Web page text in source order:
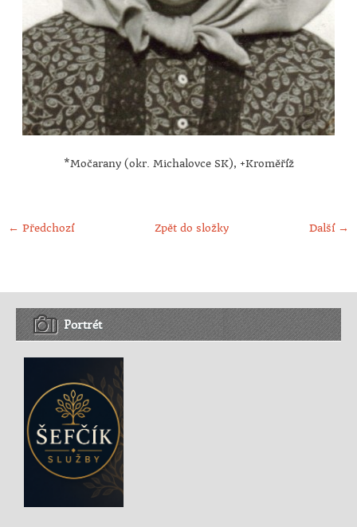
*Močarany (okr. Michalovce SK), +Kroměříž
← Předchozí Další →
Zpět do složky
Portrét